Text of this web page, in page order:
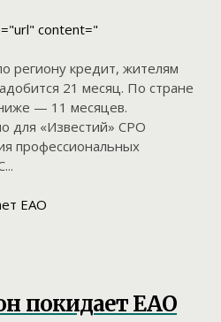
content="
региону кредит, жителям
21 месяц. По стране
— 11 месяцев.
для «Известий» СРО
профессиональных
покидает ЕАО